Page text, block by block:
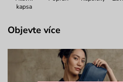
kapsa
Objevte více